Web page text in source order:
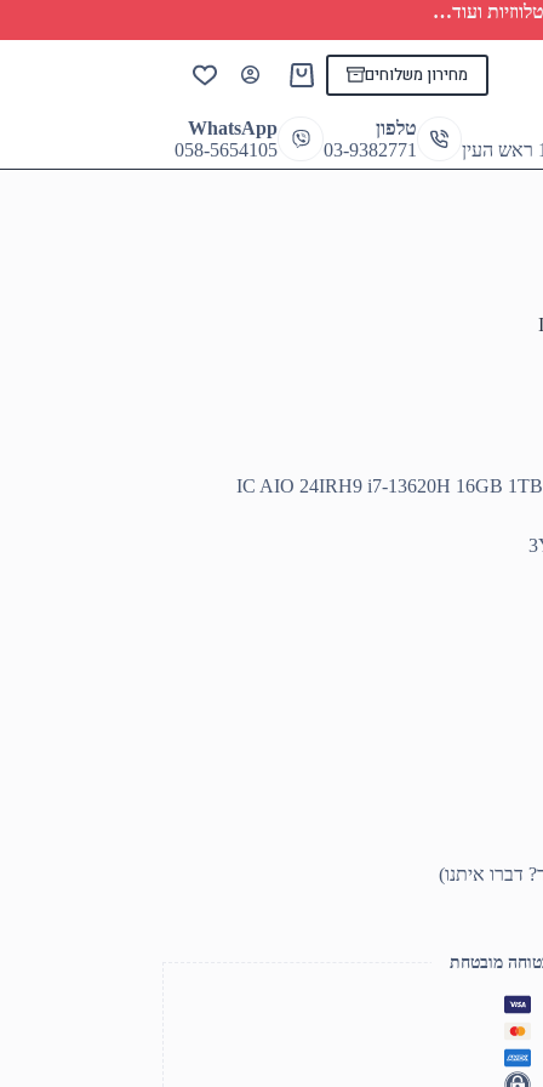
ועוד…
מחירון משלוחים
Shopping
טלפון
03-9382771
WhatsApp
058-5654105
IC AIO 24IRH9 i7-13620H 16GB
מובטחת